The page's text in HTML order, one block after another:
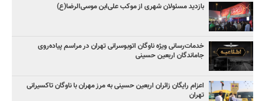
بازدید مسئولان شهری از موکب علی‌ابن موسی‌الرضا(ع)
خدمات‌رسانی ویژه ناوگان اتوبوسرانی تهران در مراسم پیاده‌روی
جاماندگان اربعین حسینی
اعزام رایگان زائران اربعین حسینی به مرز مهران با ناوگان تاکسیرانی
تهران